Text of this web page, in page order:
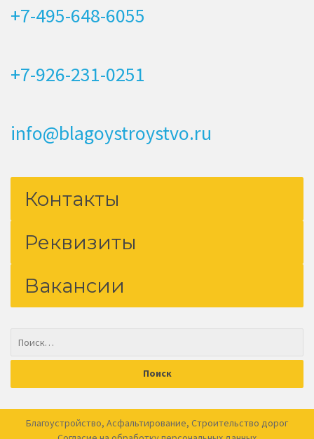
+7-495-648-6055
+7-926-231-0251
info@blagoystroystvo.ru
Контакты
Реквизиты
Вакансии
Благоустройство, Асфальтирование, Строительство дорог